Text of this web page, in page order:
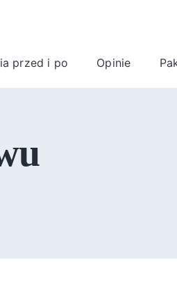
przed i po Opinie